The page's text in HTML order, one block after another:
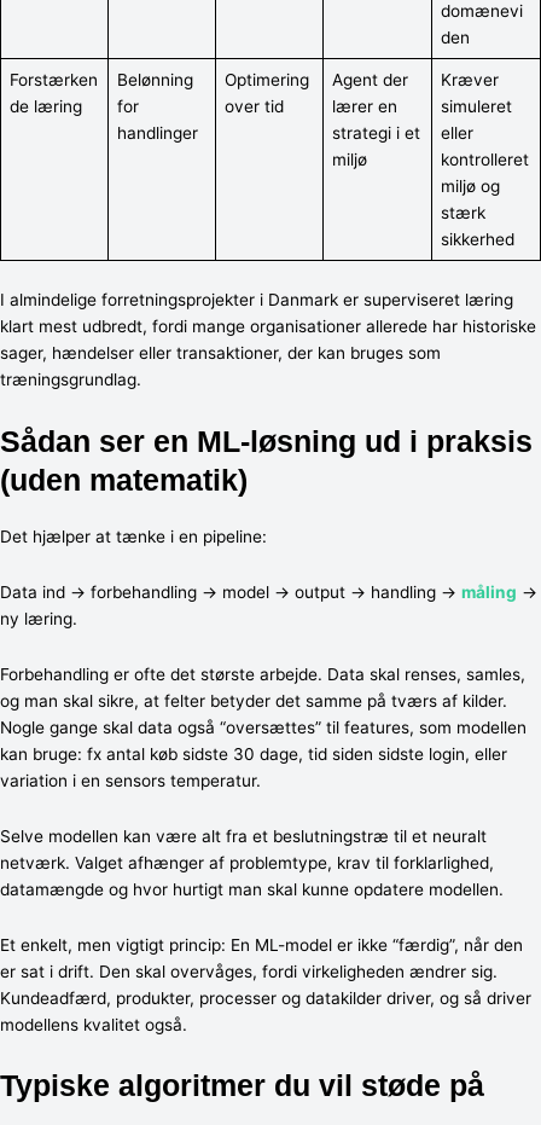
domænevi
den
Forstærken
de læring
Belønning
for
handlinger
Optimering
over tid
Agent der
lærer en
strategi i et
miljø
Kræver
simuleret
eller
kontrolleret
miljø og
stærk
sikkerhed
I almindelige forretningsprojekter i Danmark er superviseret læring
klart mest udbredt, fordi mange organisationer allerede har historiske
sager, hændelser eller transaktioner, der kan bruges som
træningsgrundlag.
Sådan ser en ML-løsning ud i praksis
(uden matematik)
Det hjælper at tænke i en pipeline:
Data ind → forbehandling → model → output → handling → måling →
ny læring.
Forbehandling er ofte det største arbejde. Data skal renses, samles,
og man skal sikre, at felter betyder det samme på tværs af kilder.
Nogle gange skal data også “oversættes” til features, som modellen
kan bruge: fx antal køb sidste 30 dage, tid siden sidste login, eller
variation i en sensors temperatur.
Selve modellen kan være alt fra et beslutningstræ til et neuralt
netværk. Valget afhænger af problemtype, krav til forklarlighed,
datamængde og hvor hurtigt man skal kunne opdatere modellen.
Et enkelt, men vigtigt princip: En ML-model er ikke “færdig”, når den
er sat i drift. Den skal overvåges, fordi virkeligheden ændrer sig.
Kundeadfærd, produkter, processer og datakilder driver, og så driver
modellens kvalitet også.
Typiske algoritmer du vil støde på